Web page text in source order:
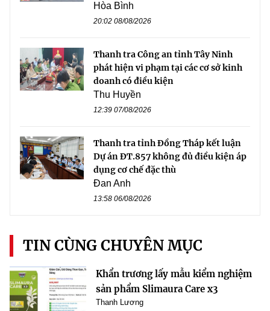
Hòa Bình
20:02 08/08/2026
Thanh tra Công an tỉnh Tây Ninh
phát hiện vi phạm tại các cơ sở kinh
doanh có điều kiện
Thu Huyền
12:39 07/08/2026
Thanh tra tỉnh Đồng Tháp kết luận
Dự án ĐT.857 không đủ điều kiện áp
dụng cơ chế đặc thù
Đan Anh
13:58 06/08/2026
TIN CÙNG CHUYÊN MỤC
Khẩn trương lấy mẫu kiểm nghiệm
sản phẩm Slimaura Care x3
Thanh Lương